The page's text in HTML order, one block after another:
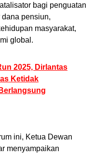
bagi penguatan
pensiun,
masyarakat,
global.
2025, Dirlantas
Ketidak
ini, Ketua Dewan
menyampaikan